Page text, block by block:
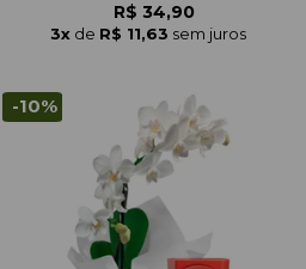
R$ 34,90
3x de R$ 11,63 sem juros
-10%